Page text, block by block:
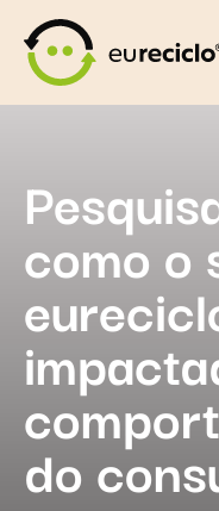
como o
do